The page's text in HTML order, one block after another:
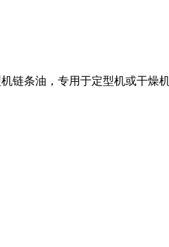
链条油，专用于定型机或干燥